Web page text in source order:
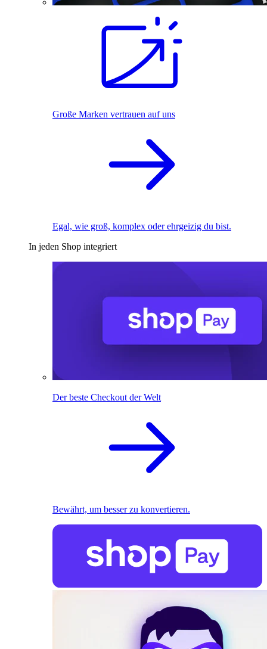
Große Marken vertrauen auf uns
Egal, wie groß, komplex oder ehrgeizig du bist.
In jeden Shop integriert
Der beste Checkout der Welt
Bewährt, um besser zu konvertieren.